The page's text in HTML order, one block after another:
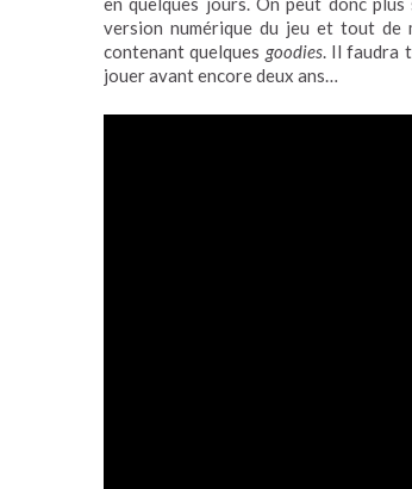
version numérique du jeu et tout de
contenant quelques goodies. Il faudra
jouer avant encore deux ans…